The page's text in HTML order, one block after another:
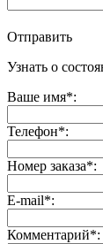
Отправить
Узнать о
Ваше имя*:
Телефон*:
Номер заказа*:
E-mail*:
Комментарий*: